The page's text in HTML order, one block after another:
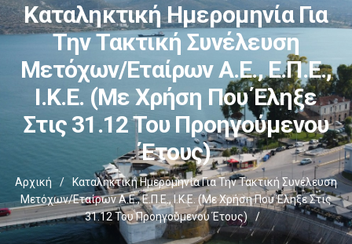
Καταληκτική Ημερομηνία Για
Την Τακτική Συνέλευση
Μετόχων/εταίρων Α.Ε., Ε.Π.Ε.,
Ι.Κ.Ε. (με Χρήση Που Έληξε
Στις 31.12 Του Προηγούμενου
Έτους)
Αρχική /
Καταληκτική Ημερομηνία Για Την Τακτική Συνέλευση
Μετόχων/εταίρων Α.Ε., Ε.Π.Ε., Ι.Κ.Ε. (με Χρήση Που Έληξε Στις
31.12 Του Προηγούμενου Έτους)
/